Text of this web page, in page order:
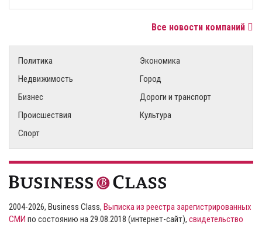
Все новости компаний
Политика
Экономика
Недвижимость
Город
Бизнес
Дороги и транспорт
Происшествия
Культура
Спорт
2004-2026, Business Class, Выписка из реестра зарегистрированных
СМИ по состоянию на 29.08.2018 (интернет-сайт), свидетельство